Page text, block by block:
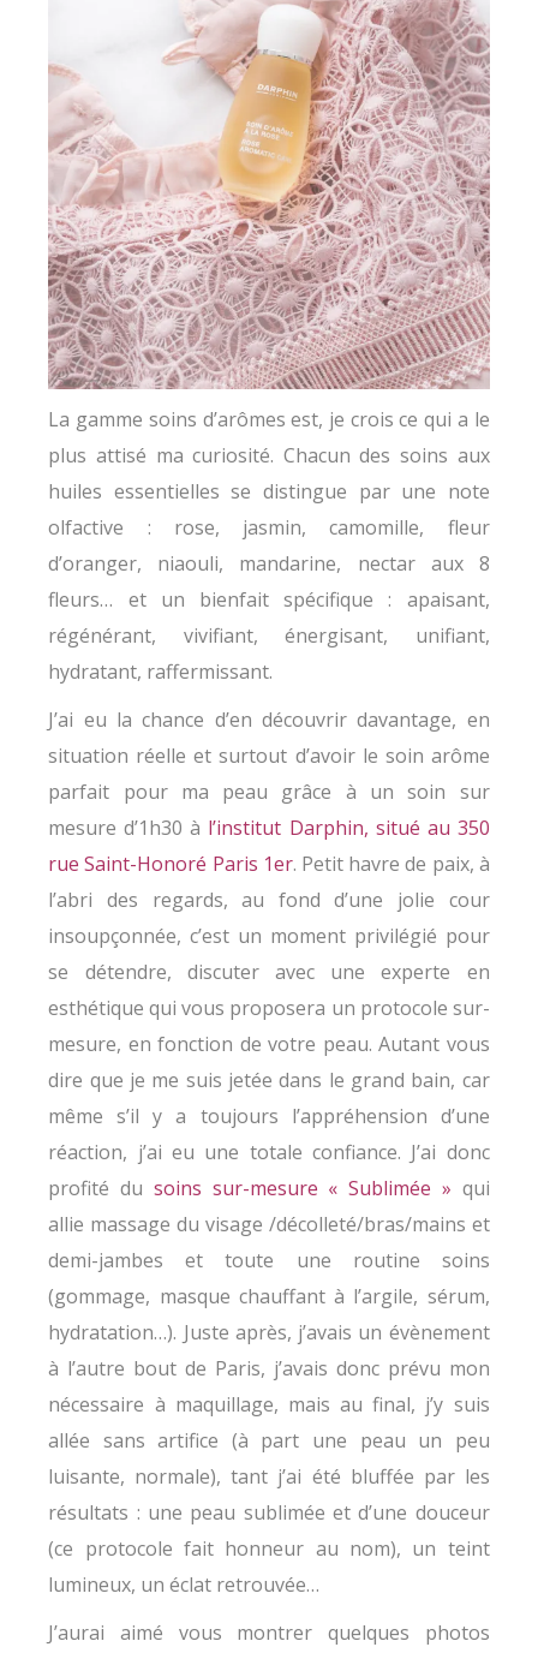
La gamme soins d’arômes est, je crois ce qui a le
plus attisé ma curiosité. Chacun des soins aux
huiles essentielles se distingue par une note
olfactive : rose, jasmin, camomille, fleur
d’oranger, niaouli, mandarine, nectar aux 8
fleurs… et un bienfait spécifique : apaisant,
régénérant, vivifiant, énergisant, unifiant,
hydratant, raffermissant.
J’ai eu la chance d’en découvrir davantage, en
situation réelle et surtout d’avoir le soin arôme
parfait pour ma peau grâce à un soin sur
mesure d’1h30 à l’institut Darphin, situé au 350
rue Saint-Honoré Paris 1er. Petit havre de paix, à
l’abri des regards, au fond d’une jolie cour
insoupçonnée, c’est un moment privilégié pour
se détendre, discuter avec une experte en
esthétique qui vous proposera un protocole sur-
mesure, en fonction de votre peau. Autant vous
dire que je me suis jetée dans le grand bain, car
même s’il y a toujours l’appréhension d’une
réaction, j’ai eu une totale confiance. J’ai donc
profité du soins sur-mesure « Sublimée » qui
allie massage du visage /décolleté/bras/mains et
demi-jambes et toute une routine soins
(gommage, masque chauffant à l’argile, sérum,
hydratation…). Juste après, j’avais un évènement
à l’autre bout de Paris, j’avais donc prévu mon
nécessaire à maquillage, mais au final, j’y suis
allée sans artifice (à part une peau un peu
luisante, normale), tant j’ai été bluffée par les
résultats : une peau sublimée et d’une douceur
(ce protocole fait honneur au nom), un teint
lumineux, un éclat retrouvée…
J’aurai aimé vous montrer quelques photos